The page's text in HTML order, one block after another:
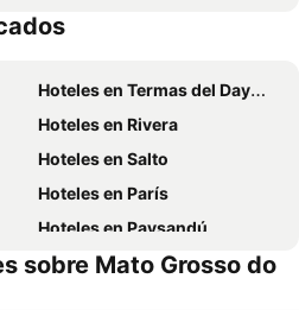
Hoteles en Aruba
Hoteles en Termas del Dayman
Hoteles en Rivera
Hoteles en Salto
Hoteles en París
Hoteles en Paysandú
Hoteles en Chuy
sobre Mato Grosso do